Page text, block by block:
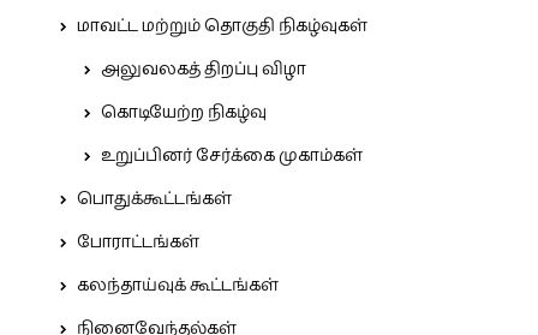
மாவட்ட மற்றும் தொகுதி நிகழ்வுகள்
அலுவலகத் திறப்பு விழா
கொடியேற்ற நிகழ்வு
உறுப்பினர் சேர்க்கை முகாம்கள்
பொதுக்கூட்டங்கள்
போராட்டங்கள்
கலந்தாய்வுக் கூட்டங்கள்
நினைவேந்தல்கள்